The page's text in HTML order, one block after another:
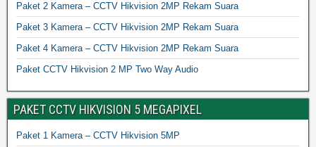
Paket 2 Kamera – CCTV Hikvision 2MP Rekam Suara
Paket 3 Kamera – CCTV Hikvision 2MP Rekam Suara
Paket 4 Kamera – CCTV Hikvision 2MP Rekam Suara
Paket CCTV Hikvision 2 MP Two Way Audio
PAKET CCTV HIKVISION 5 MEGAPIXEL
Paket 1 Kamera – CCTV Hikvision 5MP